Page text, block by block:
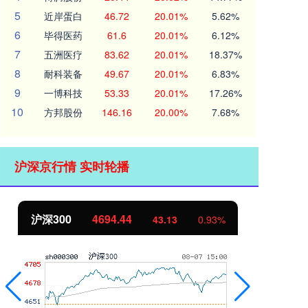
5 近岸蛋白 46.72 20.01% 5.62%
6 毕得医药 61.6 20.01% 6.12%
7 五洲医疗 83.62 20.01% 18.37%
8 耐科装备 49.67 20.01% 6.83%
9 一博科技 53.33 20.01% 17.26%
10 方邦股份 146.16 20.00% 7.68%
沪深京行情 实时轮播
沪深300 4694.44 43.13 0.93%